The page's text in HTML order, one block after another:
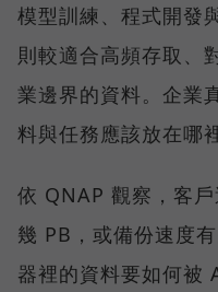
模型訓練、程式開發
則較適合高頻存取、
業邊界的資料。企業
料與任務應該放在哪裡
依 QNAP 觀察，客戶
幾 PB，或備份速度
器裡的資料要如何被